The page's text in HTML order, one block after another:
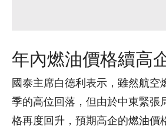
年內燃油價格續高
國泰主席白德利表示，雖然航空
季的高位回落，但由於中東緊張
格再度回升，預期高企的燃油價